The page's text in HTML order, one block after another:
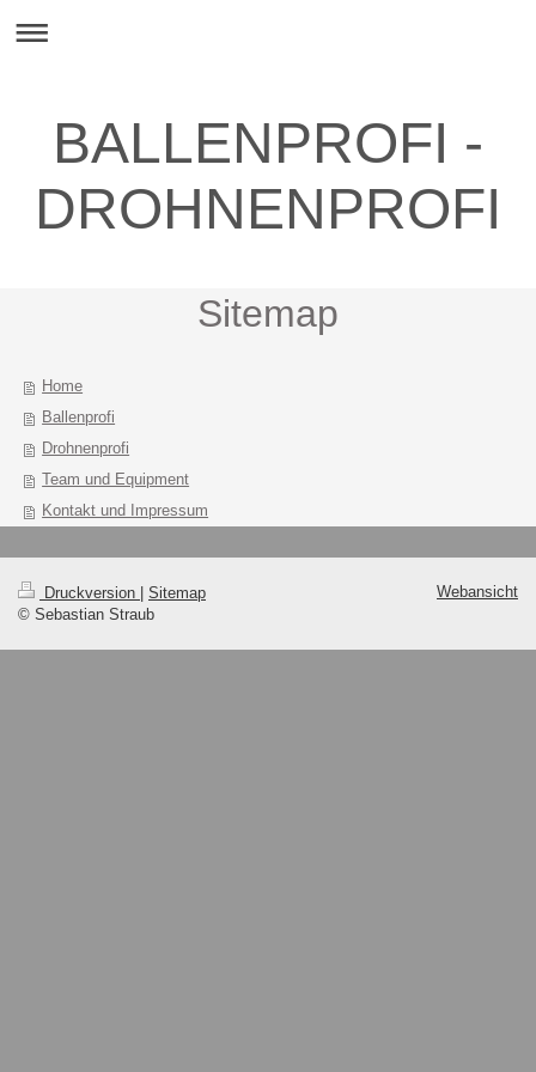
BALLENPROFI -
DROHNENPROFI
Sitemap
Home
Ballenprofi
Drohnenprofi
Team und Equipment
Kontakt und Impressum
Druckversion
Sitemap
© Sebastian Straub
Webansicht